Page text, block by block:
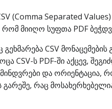
(Comma Separated
მიიღო სუფთა PDF
CSV
CSV-ს PDF-ში აქცევ,
და ორიენტაცია,
რაც